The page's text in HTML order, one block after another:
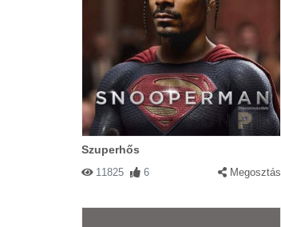
Szuperhős
11825 6 Megosztás